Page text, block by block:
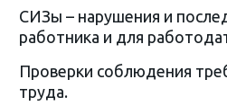
СИЗы – нарушения и
работника и для
Проверки соблюдения
труда.